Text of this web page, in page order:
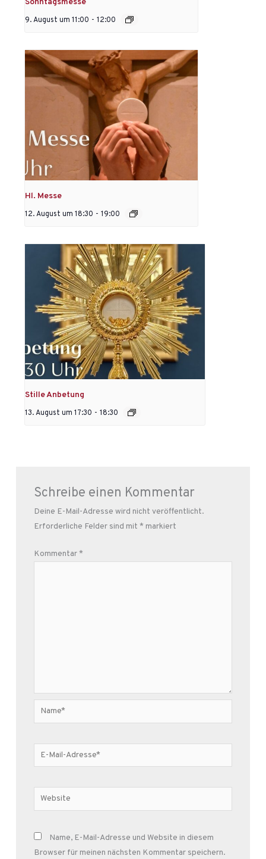
Sonntagsmesse
9. August um 11:00 - 12:00
Hl. Messe
12. August um 18:30 - 19:00
Stille Anbetung
13. August um 17:30 - 18:30
Schreibe einen Kommentar
Deine E-Mail-Adresse wird nicht veröffentlicht.
Erforderliche Felder sind mit * markiert
Kommentar*
Name*
E-
Mail-
Website
Name, E-Mail-Adresse und Website in diesem
Browser für meinen nächsten Kommentar speichern.